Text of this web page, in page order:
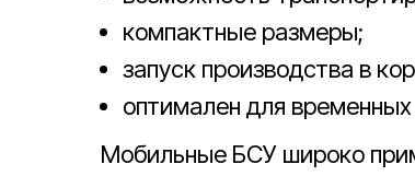
компактные размеры;
запуск производства в
оптимален для временных
Мобильные БСУ широко